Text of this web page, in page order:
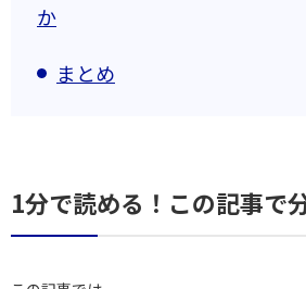
か
まとめ
1分で読める！この記事で